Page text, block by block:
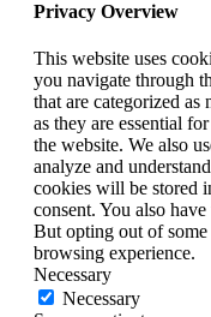
Privacy Overview
This website uses
you navigate through
that are categorized as
as they are essential
the website. We also
analyze and
cookies will be stored
consent. You also
But opting out of
browsing experience.
Necessary
Necessary